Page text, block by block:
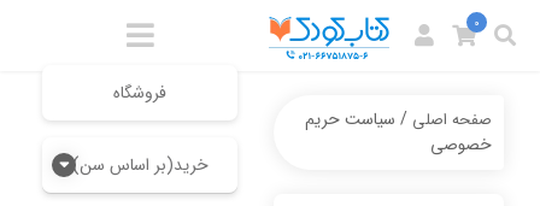
فروشگاه
خرید(بر اساس سن)
0
صفحه اصلی / سیاست حریم
خصوصی